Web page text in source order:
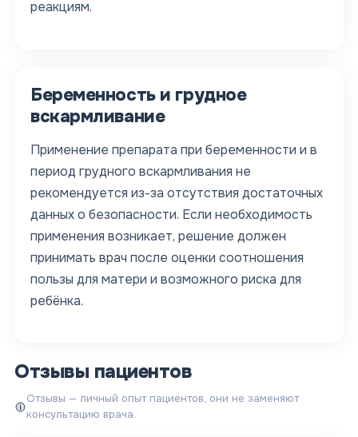
реакциям.
Беременность и грудное
вскармливание
Применение препарата при беременности и в
период грудного вскармливания не
рекомендуется из-за отсутствия достаточных
данных о безопасности. Если необходимость
применения возникает, решение должен
принимать врач после оценки соотношения
пользы для матери и возможного риска для
ребёнка.
Отзывы пациентов
Отзывы — личный опыт пациентов, они не заменяют
консультацию врача.